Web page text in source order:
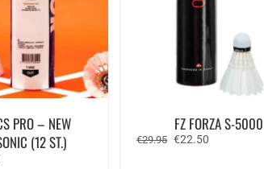
PRO – NEW
(12 ST.)
FZ FORZA S-5000
€29.95 Oorspronkelijke
€22.50